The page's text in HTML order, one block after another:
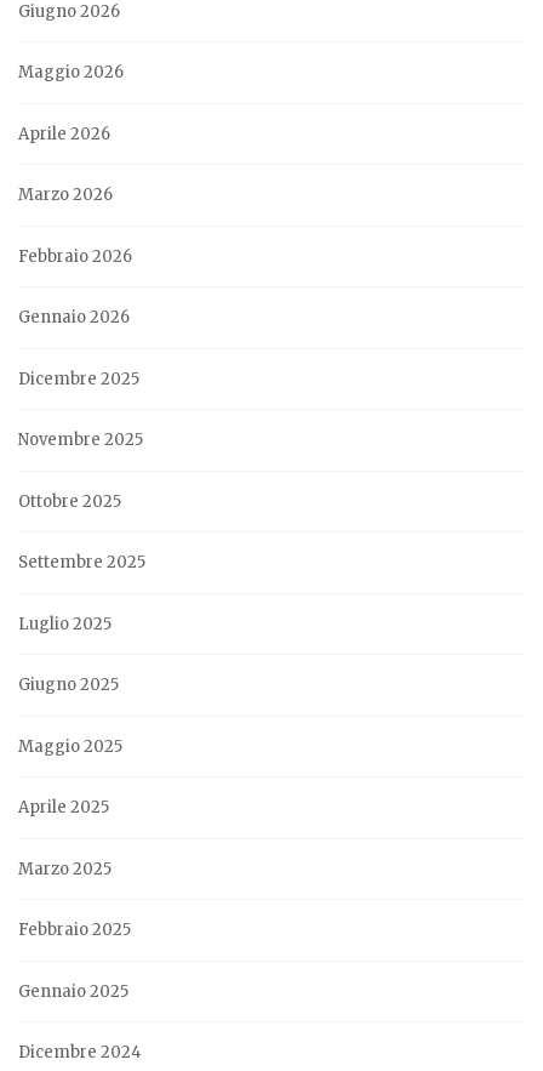
Giugno 2026
Maggio 2026
Aprile 2026
Marzo 2026
Febbraio 2026
Gennaio 2026
Dicembre 2025
Novembre 2025
Ottobre 2025
Settembre 2025
Luglio 2025
Giugno 2025
Maggio 2025
Aprile 2025
Marzo 2025
Febbraio 2025
Gennaio 2025
Dicembre 2024